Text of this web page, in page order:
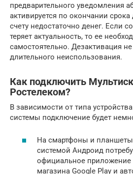
предварительного уведомления
активируется по окончании срока
счету недостаточно денег. Если
теряет актуальность, то ее
самостоятельно. Дезактивация
длительного неиспользования.
Как подключить
Ростелеком?
В зависимости от типа
системы подключение будет
На смартфоны и
системой Андроид
официальное приложение
магазина Google Play и